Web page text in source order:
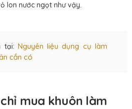
lon nước ngọt như vậy.
tại: Nguyên liệu dụng cụ làm
cần có
mua khuôn làm